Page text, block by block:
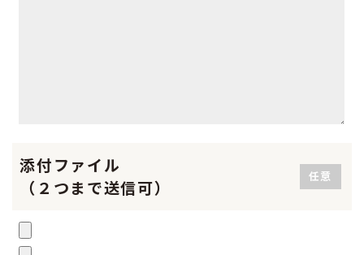
添付ファイル
（２つまで送信可）
任意